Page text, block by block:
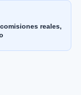
reales,